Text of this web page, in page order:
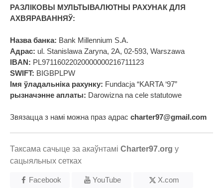
РАЗЛІКОВЫ МУЛЬТЫВАЛЮТНЫ РАХУНАК ДЛЯ
АХВЯРАВАННЯЎ:
Назва банка: Bank Millennium S.A.
Адрас: ul. Stanislawa Zaryna, 2A, 02-593, Warszawa
IBAN: PL97116022020000000216711123
SWIFT: BIGBPLPW
Імя ўладальніка рахунку: Fundacja “KARTA ‘97”
рызначэнне аплаты: Darowizna na cele statutowe
Звязацца з намі можна праз адрас charter97@gmail.com
Таксама сачыце за акаўнтамі Charter97.org у
сацыяльных сетках
Facebook YouTube X.com